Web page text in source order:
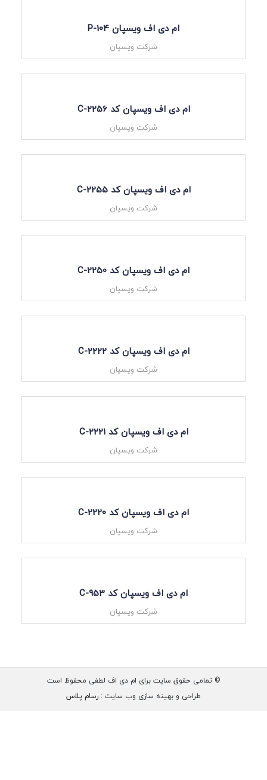
ام دی اف ویسپان P-104
شرکت ویسپان
ام دی اف ویسپان کد C-2256
شرکت ویسپان
ام دی اف ویسپان کد C-2255
شرکت ویسپان
ام دی اف ویسپان کد C-2250
شرکت ویسپان
ام دی اف ویسپان کد C-2222
شرکت ویسپان
ام دی اف ویسپان کد C-2221
شرکت ویسپان
ام دی اف ویسپان کد C-2220
شرکت ویسپان
ام دی اف ویسپان کد C-953
شرکت ویسپان
© تمامی حقوق سایت برای ام دی اف لطفی محفوظ است
طراحی و بهینه سازی وب سایت : رسام پلاس